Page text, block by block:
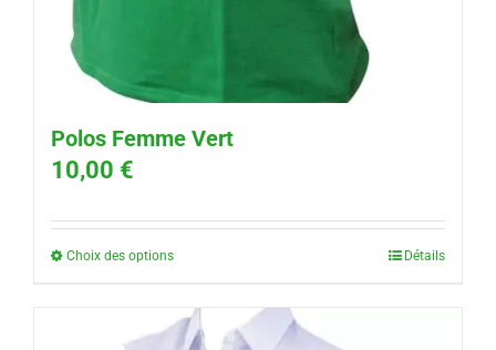
Polos Femme Vert
10,00 €
Choix des options Détails